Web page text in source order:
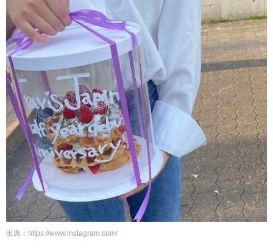
出典： https://www.instagram.com/